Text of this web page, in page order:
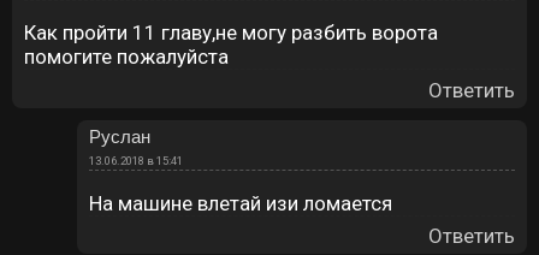
Как пройти 11 главу,не могу разбить ворота
помогите пожалуйста
Ответить
Руслан
13.06.2018 в 15:41
На машине влетай изи ломается
Ответить